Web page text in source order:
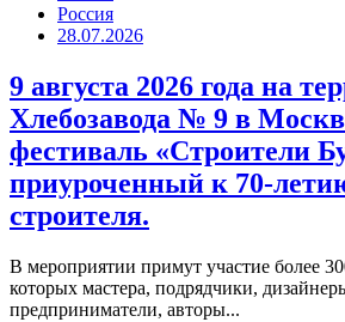
Россия
28.07.2026
9 августа 2026 года на
Хлебозавода № 9 в
фестиваль «Строители
приуроченный к 70-
строителя.
В мероприятии примут участие более
которых мастера, подрядчики,
предприниматели, авторы...